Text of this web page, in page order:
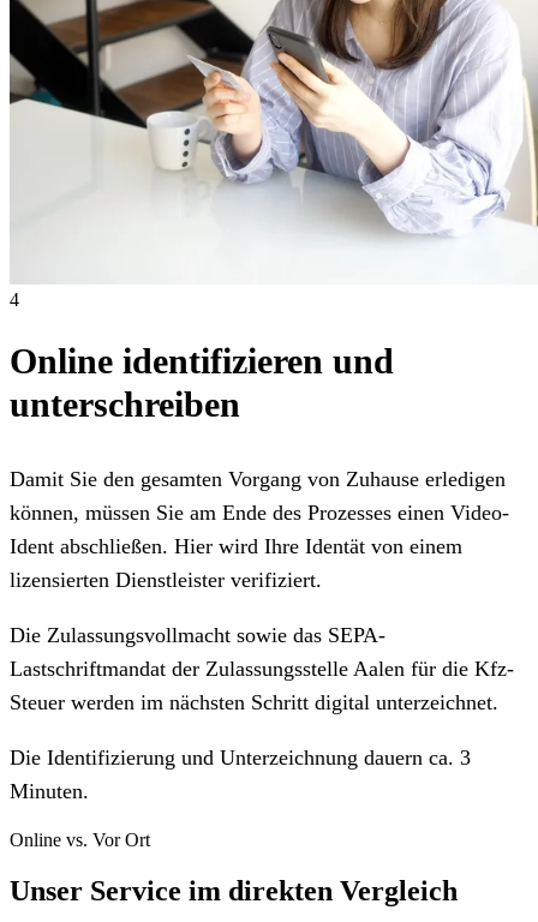
4
Online identifizieren und
unterschreiben
Damit Sie den gesamten Vorgang von Zuhause erledigen
können, müssen Sie am Ende des Prozesses einen Video-
Ident abschließen. Hier wird Ihre Identät von einem
lizensierten Dienstleister verifiziert.
Die Zulassungsvollmacht sowie das SEPA-
Lastschriftmandat der Zulassungsstelle Aalen für die Kfz-
Steuer werden im nächsten Schritt digital unterzeichnet.
Die Identifizierung und Unterzeichnung dauern ca. 3
Minuten.
Online vs. Vor Ort
Unser Service im direkten Vergleich